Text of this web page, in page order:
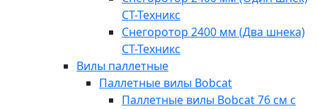
СТ-Техникс
Снегоротор 2400 мм (Два шнека)
СТ-Техникс
Вилы паллетные
Паллетные вилы Bobcat
Паллетные вилы Bobcat 76 см с